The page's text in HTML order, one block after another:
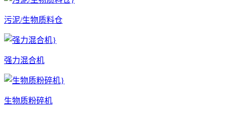
污泥/生物质料仓
强力混合机
生物质粉碎机